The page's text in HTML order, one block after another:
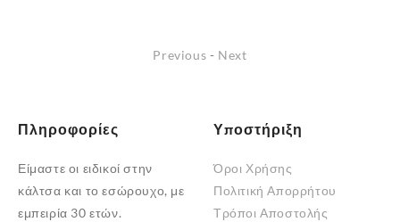
παραλλαγές.
να
επιλογές
μπορούν
να
επιλεγούν
στη
Previous - Next
Πληροφορίες
Είμαστε οι ειδικοί στην
κάλτσα και το εσώρουχο, με
εμπειρία 30 ετών.
Υποστήριξη
Όροι Χρήσης
Πολιτική Απορρήτου
Τρόποι Αποστολής